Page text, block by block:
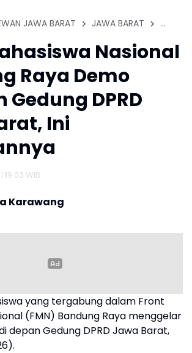
JAWA BARAT JAWA BARAT
Nasional
Raya Demo
Gedung DPRD
Ini
19:03 WIB
Karawang
yang tergabung dalam Front
(FMN) Bandung Raya menggelar
depan Gedung DPRD Jawa Barat,